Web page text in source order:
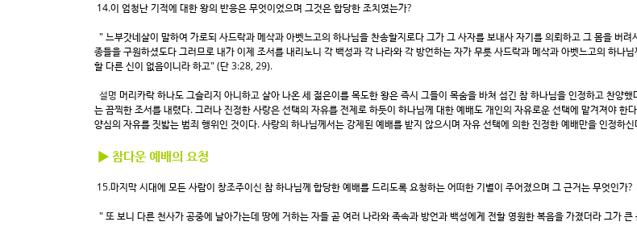
14.이 엄청난 기적에 대한 왕의 반응은 무엇이었으며 그것은 합당한 조치였는가?
" 느부갓네살이 말하여 가로되 사드락과 메삭과 아벳느고의 하나님을 찬송할지로다 그가 그 사자를 보내사 자기를 의뢰하고 그 몸을 버
종들을 구원하셨도다 그러므로 내가 이제 조서를 내리노니 각 백성과 각 나라와 각 방언하는 자가 무릇 사드락과 메삭과 아벳느고의 하나
할 다른 신이 없음이니라 하고" (단 3:28, 29).
설명 머리카락 하나도 그슬리지 아니하고 살아 나온 세 젊은이를 목도한 왕은 즉시 그들이 목숨을 바쳐 섬긴 참 하나님을 인정하고 찬양
는 끔찍한 조서를 내렸다. 그러나 진정한 사랑은 선택의 자유를 전제로 하듯이 하나님께 대한 예배도 개인의 자유로운 선택에 맡겨져야
양심의 자유를 짓밟는 범죄 행위인 것이다. 사랑의 하나님께서는 강제된 예배를 받지 않으시며 자유 선택에 의한 진정한 예배만을 인정하
▶ 참다운 예배의 요청
15.마지막 시대에 모든 사람이 창조주이신 참 하나님께 합당한 예배를 드리도록 요청하는 어떠한 기별이 주어졌으며 그 근거는 무엇인가?
" 또 보니 다른 천사가 공중에 날아가는데 땅에 거하는 자들 곧 여러 나라와 족속과 방언과 백성에게 전할 영원한 복음을 가졌더라 그가